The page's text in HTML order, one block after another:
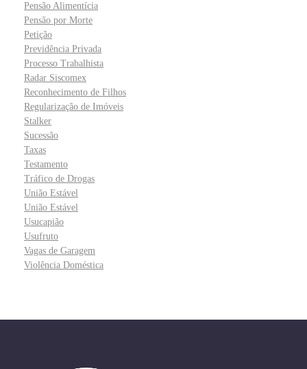
Pensão Alimentícia
Pensão por Morte
Petição
Previdência Privada
Processo Trabalhista
Radar Siscomex
Reconhecimento de Filhos
Regularização de Imóveis
Stalker
Sucessão
Taxas
Testamento
Tráfico de Drogas
União Estável
União Estável
Usucapião
Usufruto
Vagas de Garagem
Violência Doméstica